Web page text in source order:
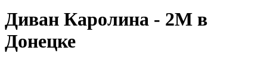
Диван Каролина - 2М в
Донецке